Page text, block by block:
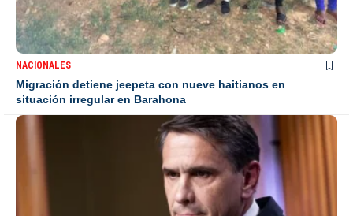
NACIONALES
Migración detiene jeepeta con nueve haitianos en
situación irregular en Barahona